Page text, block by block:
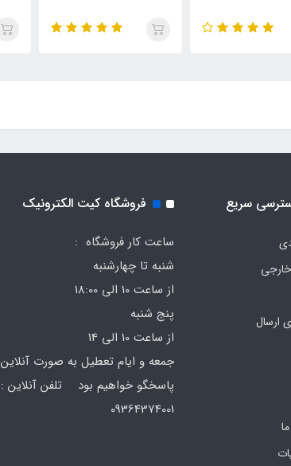
سریع
ارسال
فروشگاه کیت الکترونیک
ساعت کار فروشگاه :
شنبه تا چهارشنبه
از ساعت 10 الی 18:00
پنج شنبه
از ساعت 10 الی 14
جمعه و ایام تعطیل به صورت آنلاین
پاسخگو خواهیم بود تلفن آنلاین :